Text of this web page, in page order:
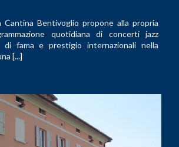
Cantina Bentivoglio propone alla propria
quotidiana di concerti jazz
fama e prestigio internazionali nella
[...]